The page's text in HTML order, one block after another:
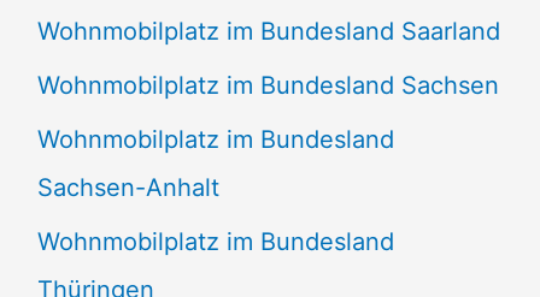
Wohnmobilplatz im Bundesland Saarland
Wohnmobilplatz im Bundesland Sachsen
Wohnmobilplatz im Bundesland
Sachsen-Anhalt
Wohnmobilplatz im Bundesland
Thüringen